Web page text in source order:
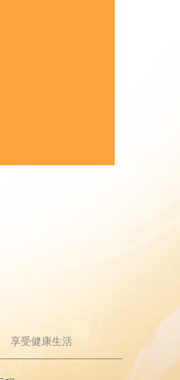
享受健康生活